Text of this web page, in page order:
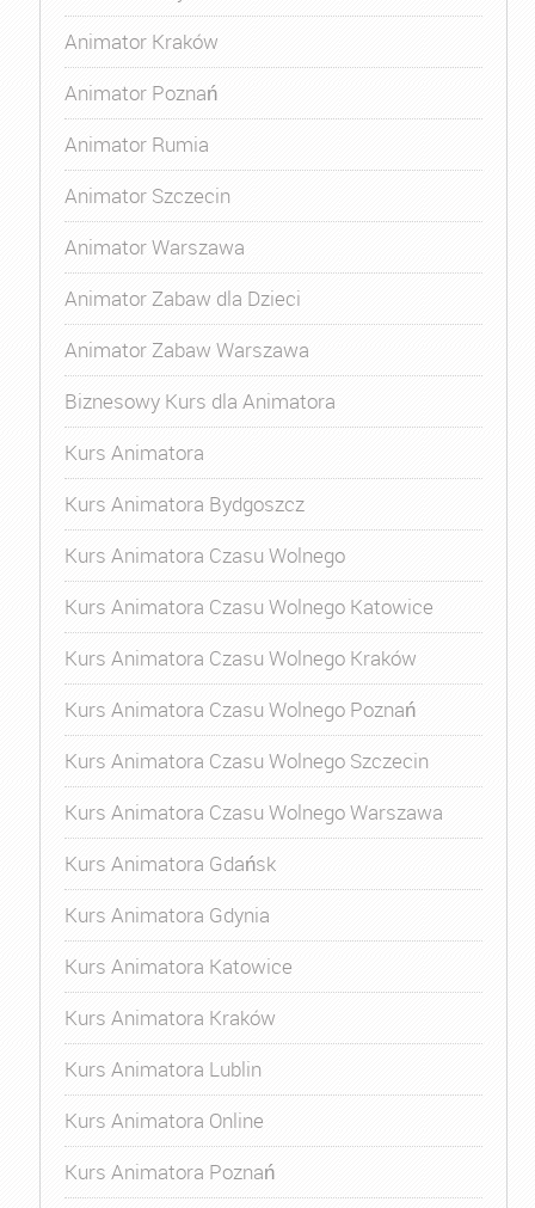
Animator Kraków
Animator Poznań
Animator Rumia
Animator Szczecin
Animator Warszawa
Animator Zabaw dla Dzieci
Animator Zabaw Warszawa
Biznesowy Kurs dla Animatora
Kurs Animatora
Kurs Animatora Bydgoszcz
Kurs Animatora Czasu Wolnego
Kurs Animatora Czasu Wolnego Katowice
Kurs Animatora Czasu Wolnego Kraków
Kurs Animatora Czasu Wolnego Poznań
Kurs Animatora Czasu Wolnego Szczecin
Kurs Animatora Czasu Wolnego Warszawa
Kurs Animatora Gdańsk
Kurs Animatora Gdynia
Kurs Animatora Katowice
Kurs Animatora Kraków
Kurs Animatora Lublin
Kurs Animatora Online
Kurs Animatora Poznań